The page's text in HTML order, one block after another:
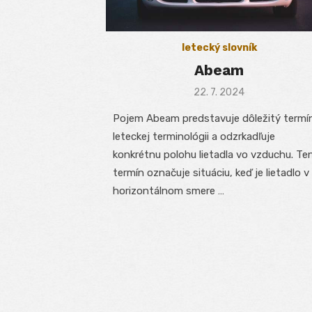
letecký slovník
Abeam
Posted
22. 7. 2024
Pojem Abeam predstavuje dôležitý
leteckej terminológii a odzrkadľuje
konkrétnu polohu lietadla vo vzduchu.
termín označuje situáciu, keď je lietadlo v
horizontálnom smere …